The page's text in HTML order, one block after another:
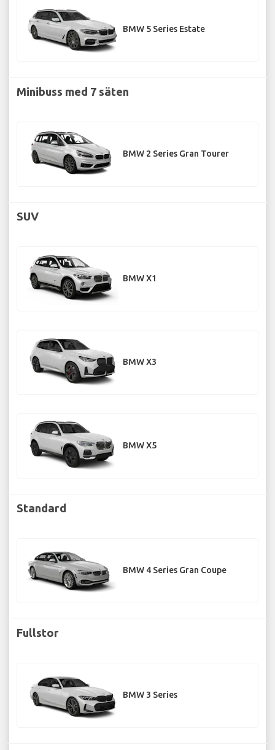
BMW 5 Series Estate
Minibuss med 7 säten
BMW 2 Series Gran Tourer
SUV
BMW X1
BMW X3
BMW X5
Standard
BMW 4 Series Gran Coupe
Fullstor
BMW 3 Series